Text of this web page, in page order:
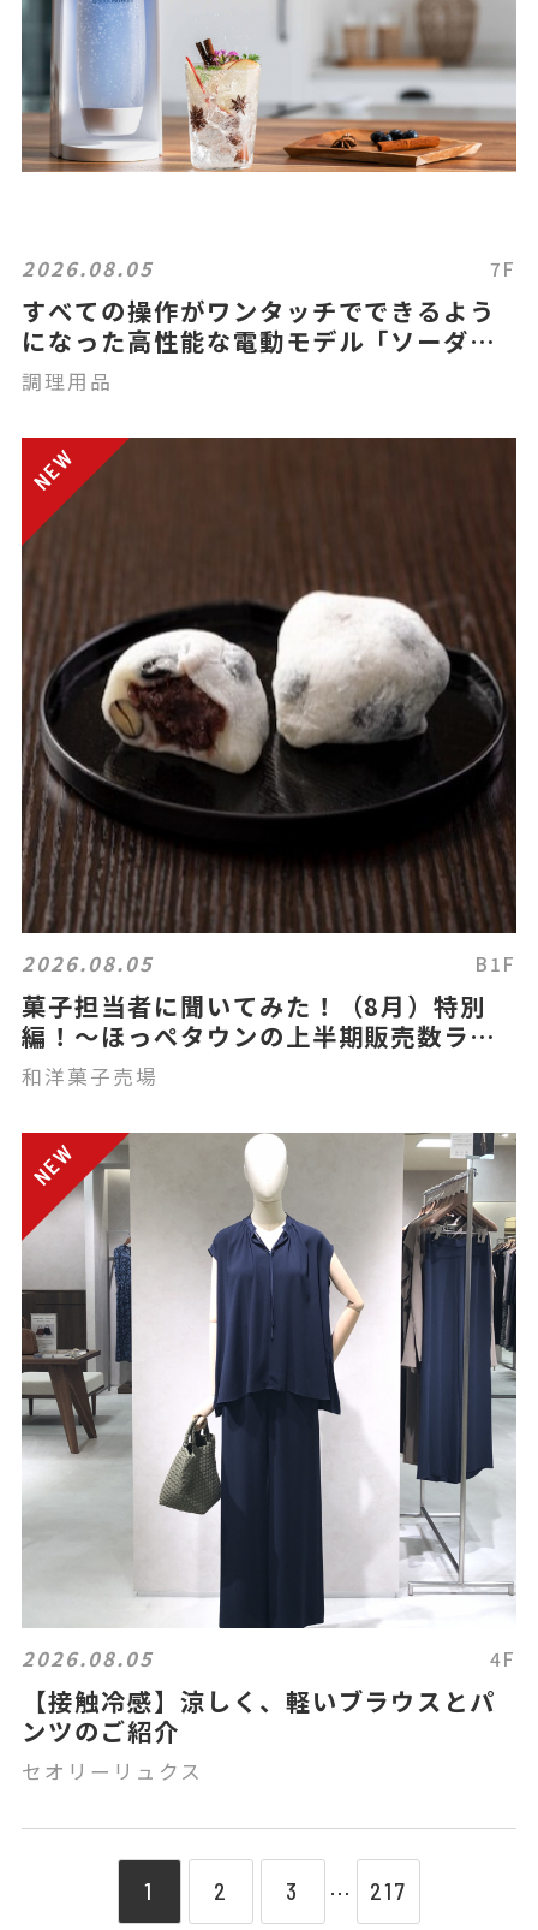
2026.08.05 7F
すべての操作がワンタッチでできるよう
になった高性能な電動モデル「ソーダス
調理用品
2026.08.05 B1F
菓子担当者に聞いてみた！（8月）特別
編！～ほっぺタウンの上半期販売数ラン
キング～
和洋菓子売場
2026.08.05 4F
【接触冷感】涼しく、軽いブラウスとパ
ンツのご紹介
セオリーリュクス
1 2 3 ⋯ 217